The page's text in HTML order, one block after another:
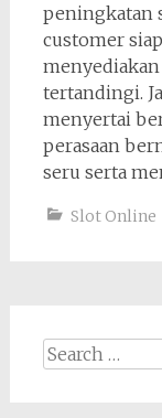
peningkatan
customer
tertandingi.
menyertai
perasaan
seru serta
Slot Online
Search